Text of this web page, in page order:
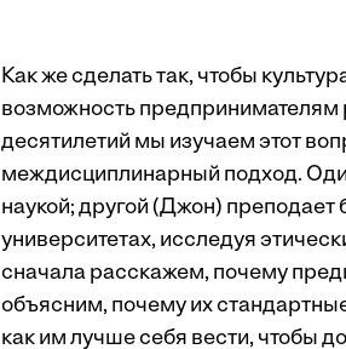
Как же сделать так, чтобы
возможность предпринимателям
десятилетий мы изучаем этот
междисциплинарный подход.
наукой; другой (Джон)
университетах, исследуя
сначала расскажем, почему
объясним, почему их
как им лучше себя вести, чтобы